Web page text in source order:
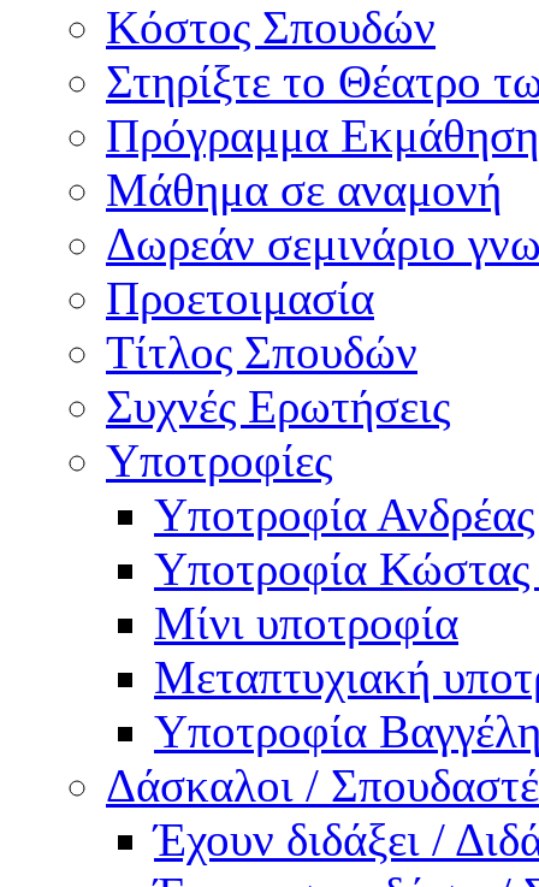
Κόστος Σπουδών
Στηρίξτε το Θέατρο
Πρόγραμμα
Μάθημα σε αναμονή
Δωρεάν σεμινάριο
Προετοιμασία
Τίτλος Σπουδών
Συχνές Ερωτήσεις
Υποτροφίες
Υποτροφία
Υποτροφία
Μίνι υποτροφία
Μεταπτυχιακή
Υποτροφία
Δάσκαλοι /
Έχουν διδάξει /